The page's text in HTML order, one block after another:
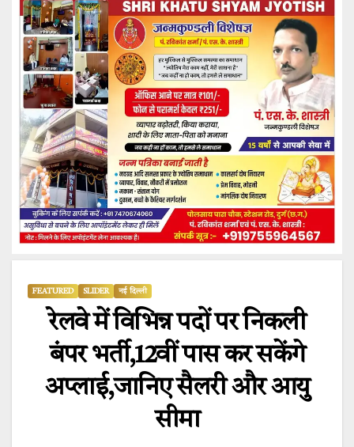
FEATURED SLIDER नई दिल्ली
रेलवे में विभिन्न पदों पर निकली
बंपर भर्ती,12वीं पास कर सकेंगे
अप्लाई,जानिए सैलरी और आयु
सीमा